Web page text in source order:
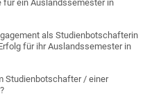
ein Auslandssemester in
als Studienbotschafterin
für ihr Auslandssemester in
Studienbotschafter / einer